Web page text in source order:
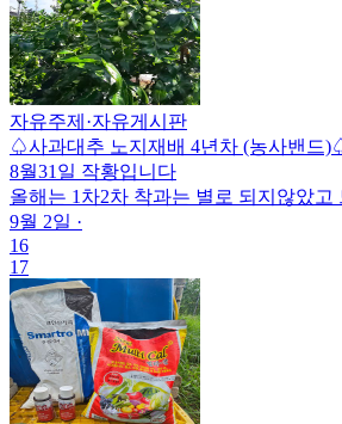
자유주제 ·자유게시판
♤사과대추 노지재배 4년차 (농사밴드
8월31일 작황입니다
올해는 1차2차 착과는 별로 되지않았
9월 2일 ·
16
17